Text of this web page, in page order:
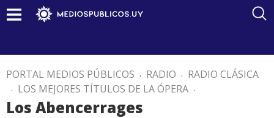
PORTAL MEDIOS PÚBLICOS . RADIO . RADIO CLÁSICA
. LOS MEJORES TÍTULOS DE LA ÓPERA .
Los Abencerrages